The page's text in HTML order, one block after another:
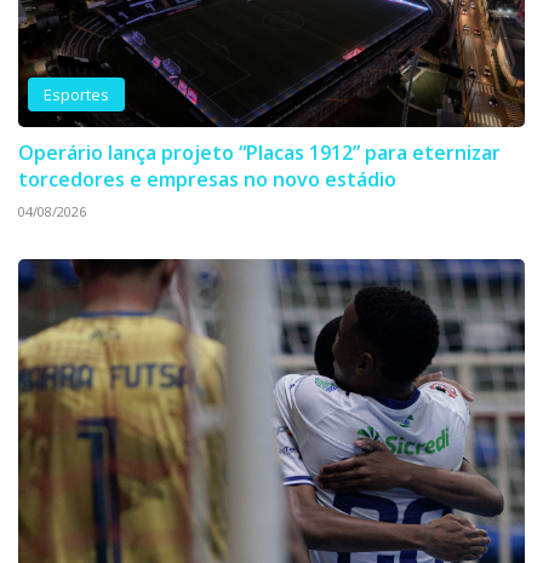
Esportes
Operário lança projeto “Placas 1912” para eternizar
torcedores e empresas no novo estádio
04/08/2026